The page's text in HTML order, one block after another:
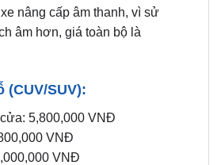
nâng cấp âm thanh, vì sử
âm hơn, giá toàn bộ là
SUV):
5,800,000 VNĐ
VNĐ
VNĐ